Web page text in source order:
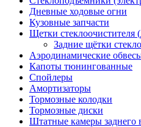
Дневные ходовые огни
Кузовные запчасти
Щетки стеклоочистителя
Задние щётки
Аэродинамические
Капоты тюнингованные
Спойлеры
Амортизаторы
Тормозные колодки
Тормозные диски
Штатные камеры заднего